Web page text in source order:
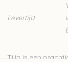
Levertijd:
Tilia is een